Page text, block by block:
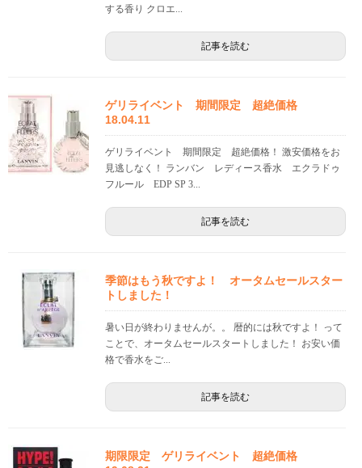
する香り クロエ...
記事を読む
ゲリライベント 期間限定 超絶価格
18.04.11
ゲリライベント 期間限定 超絶価格！ 激安価格をお
見逃しなく！ ランバン レディース香水 エクラドゥ
フルール EDP SP 3...
記事を読む
季節はもう秋ですよ！ オータムセールスター
トしました！
暑い日が終わりませんが。。 暦的には秋ですよ！ って
ことで、オータムセールスタートしました！ お安い価
格で香水をご...
記事を読む
期限限定 ゲリライベント 超絶価格